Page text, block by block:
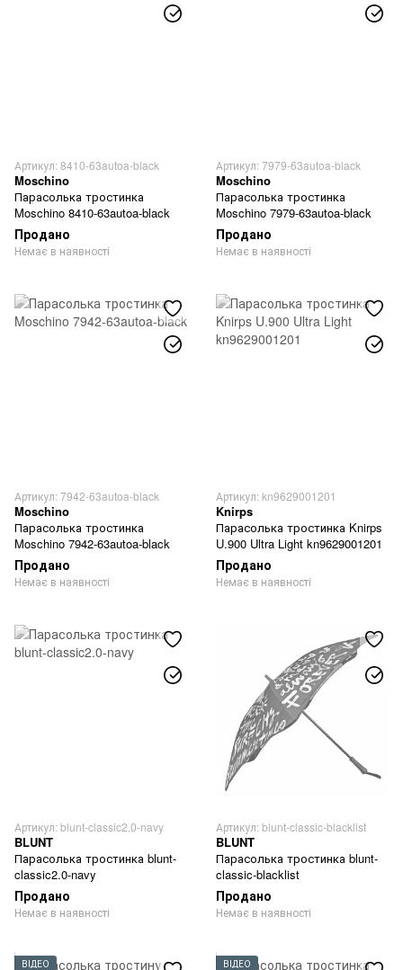
Артикул: 8410-63autoa-black
Moschino
Парасолька тростинка
Moschino 8410-63autoa-black
Продано
Немає в наявності
Артикул: 7979-63autoa-black
Moschino
Парасолька тростинка
Moschino 7979-63autoa-black
Продано
Немає в наявності
Артикул: 7942-63autoa-black
Moschino
Парасолька тростинка
Moschino 7942-63autoa-black
Продано
Немає в наявності
Артикул: kn9629001201
Knirps
Парасолька тростинка Knirps
U.900 Ultra Light kn9629001201
Продано
Немає в наявності
Артикул: blunt-classic2.0-navy
BLUNT
Парасолька тростинка blunt-
classic2.0-navy
Продано
Немає в наявності
Артикул: blunt-classic-blacklist
BLUNT
Парасолька тростинка blunt-
classic-blacklist
Продано
Немає в наявності
ВІДЕО ВІДЕО